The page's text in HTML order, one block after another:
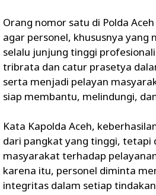
Orang nomor satu di Polda
agar personel, khususnya yang
selalu junjung tinggi
tribrata dan catur prasetya
serta menjadi pelayan
siap membantu, melindungi,
Kata Kapolda Aceh,
dari pangkat yang tinggi, tetapi
masyarakat terhadap
karena itu, personel diminta
integritas dalam setiap